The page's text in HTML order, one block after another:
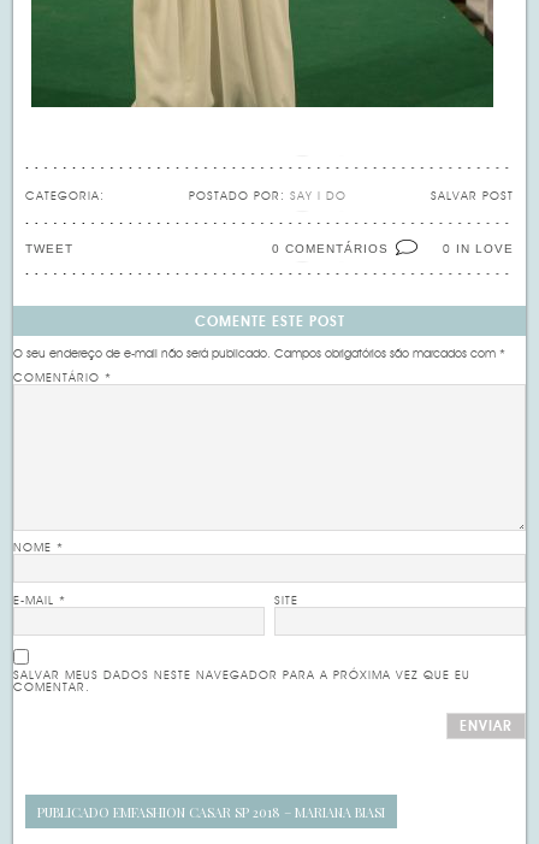
CATEGORIA: SALVAR POST
POSTADO POR: SAY I DO
0 IN LOVE
0 COMENTÁRIOS
TWEET
COMENTE ESTE POST
O seu endereço de e-mail não será publicado. Campos obrigatórios são marcados com*
COMENTÁRIO*
NOME*
E-MAIL* SITE
SALVAR MEUS DADOS NESTE NAVEGADOR PARA A PRÓXIMA VEZ QUE EU
COMENTAR.
PUBLICADO EMFASHION CASAR SP 2018 – MARIANA BIASI